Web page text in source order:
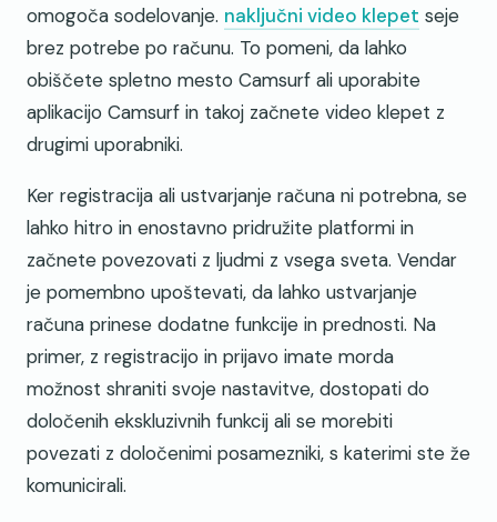
omogoča sodelovanje. naključni video klepet seje
brez potrebe po računu. To pomeni, da lahko
obiščete spletno mesto Camsurf ali uporabite
aplikacijo Camsurf in takoj začnete video klepet z
drugimi uporabniki.
Ker registracija ali ustvarjanje računa ni potrebna, se
lahko hitro in enostavno pridružite platformi in
začnete povezovati z ljudmi z vsega sveta. Vendar
je pomembno upoštevati, da lahko ustvarjanje
računa prinese dodatne funkcije in prednosti. Na
primer, z registracijo in prijavo imate morda
možnost shraniti svoje nastavitve, dostopati do
določenih ekskluzivnih funkcij ali se morebiti
povezati z določenimi posamezniki, s katerimi ste že
komunicirali.